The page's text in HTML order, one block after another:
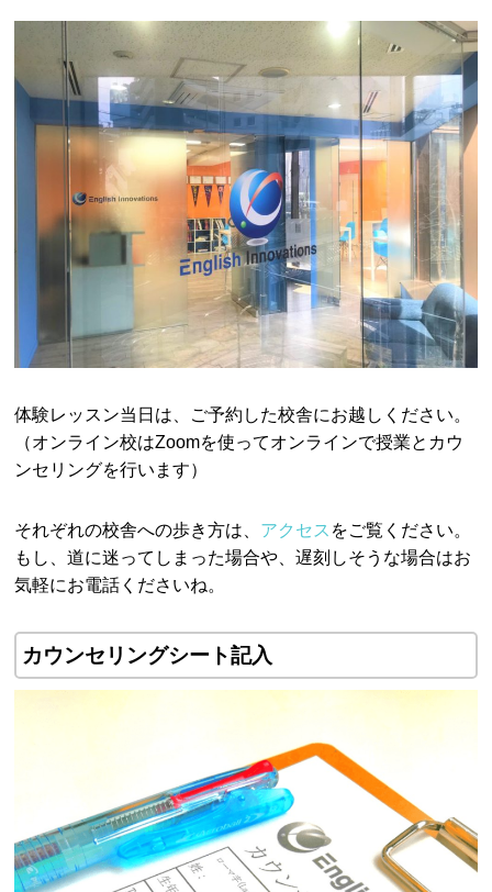
体験レッスン当日は、ご予約した校舎にお越しください。
（オンライン校はZoomを使ってオンラインで授業とカウ
ンセリングを行います）
それぞれの校舎への歩き方は、 アクセス をご覧ください。
もし、道に迷ってしまった場合や、遅刻しそうな場合はお
気軽にお電話くださいね。
カウンセリングシート記入